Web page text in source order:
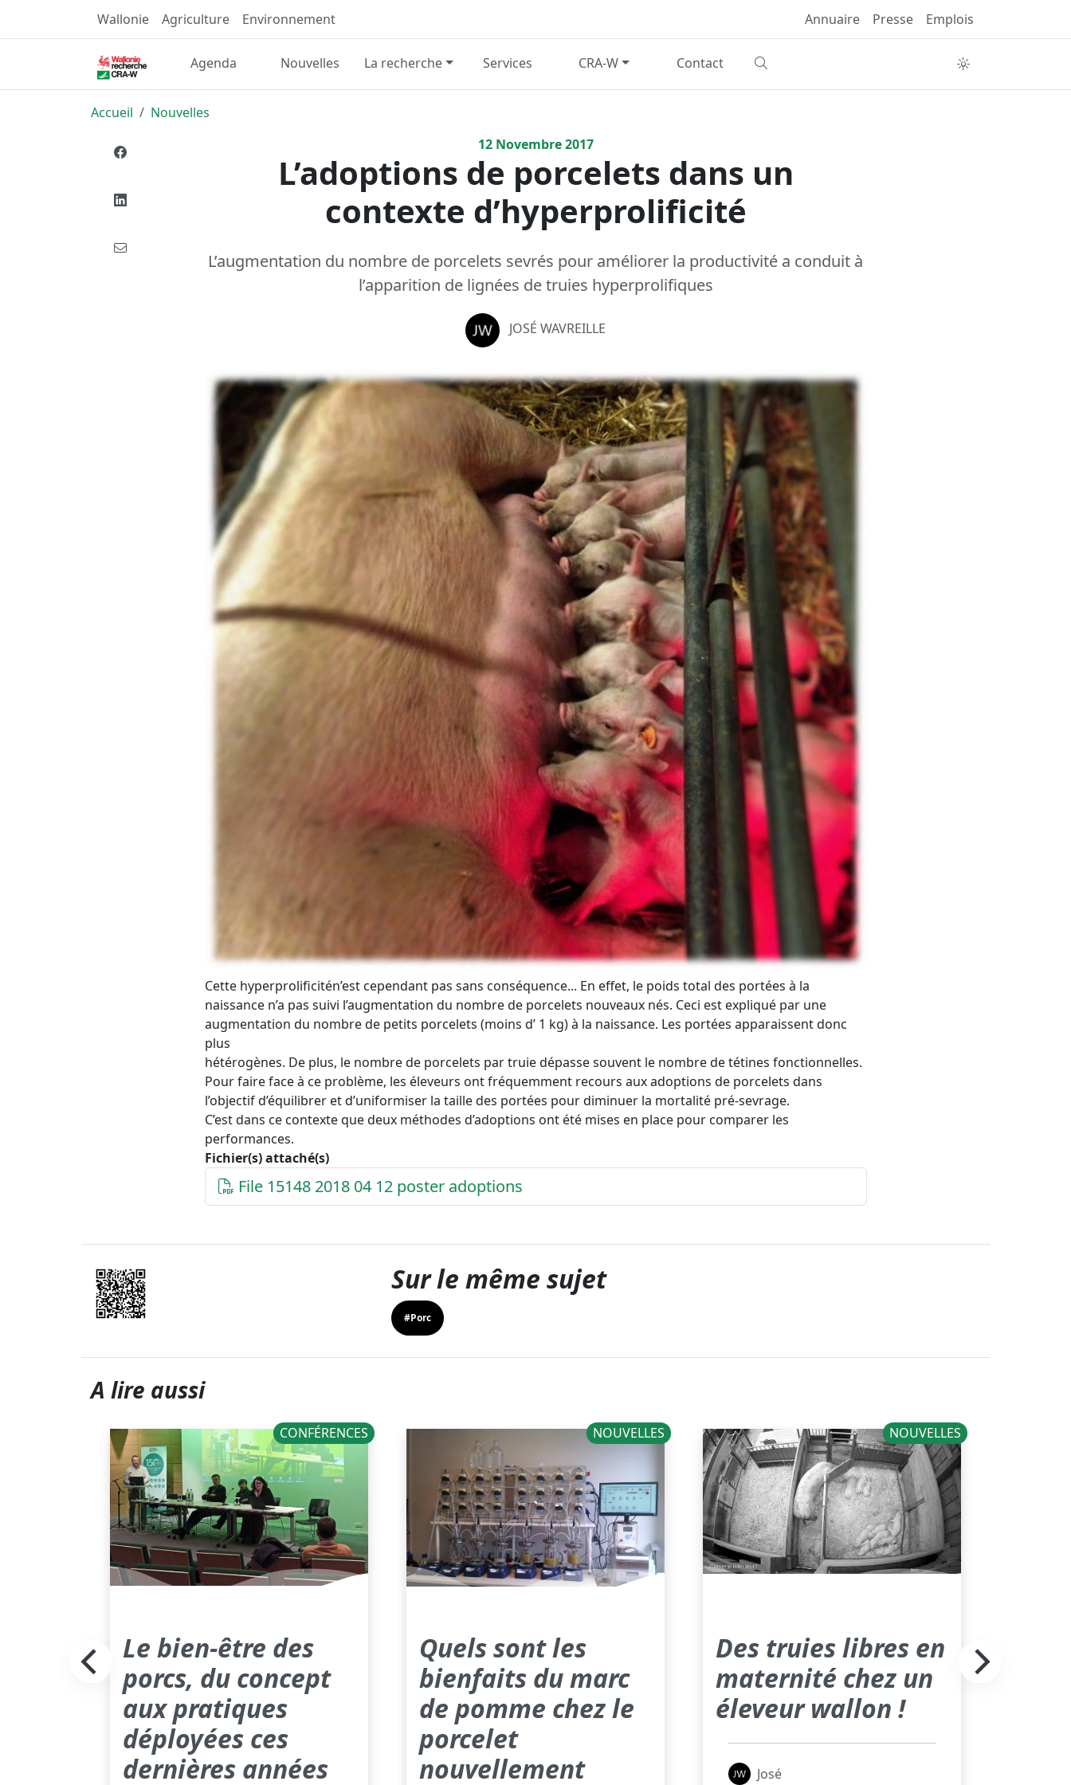
Wallonie Agriculture Environnement Annuaire Presse Emplois
Agenda Nouvelles La recherche Services CRA-W Contact
Accueil
Nouvelles
12Novembre2017
L’adoptions de porcelets dans un
contexte d’hyperprolificité
L’augmentation du nombre de porcelets sevrés pour améliorer la productivité a conduit à
l’apparition de lignées de truies hyperprolifiques
JOSÉ WAVREILLE
Cette hyperprolificitén’est cependant pas sans conséquence... En effet, le poids total des portées à la
naissance n’a pas suivi l’augmentation du nombre de porcelets nouveaux nés. Ceci est expliqué par une
augmentation du nombre de petits porcelets (moins d’ 1 kg) à la naissance. Les portées apparaissent donc
plus
hétérogènes. De plus, le nombre de porcelets par truie dépasse souvent le nombre de tétines fonctionnelles.
Pour faire face à ce problème, les éleveurs ont fréquemment recours aux adoptions de porcelets dans
l’objectif d’équilibrer et d’uniformiser la taille des portées pour diminuer la mortalité pré-sevrage.
C’est dans ce contexte que deux méthodes d’adoptions ont été mises en place pour comparer les
performances.
Fichier(s) attaché(s)
File 15148 2018 04 12 poster adoptions
Sur le même sujet
#Porc
A lire aussi
CONFÉRENCES
Le bien-être des
porcs, du concept
aux pratiques
déployées ces
dernières années
NOUVELLES
Quels sont les
bienfaits du marc
de pomme chez le
porcelet
nouvellement
NOUVELLES
Des truies libres en
maternité chez un
éleveur wallon !
José